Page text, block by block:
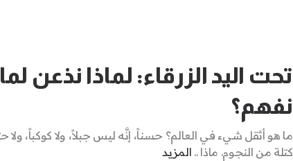
تحت اليد الزرقاء: لماذا نذعن لما
نفهم؟
ما هو أثقل شيء في العالم؟ حسناً، إنَّه ليس جبلاً، ولا كوكباً، ولا
كتلة من النجوم. ماذا .. المزيد